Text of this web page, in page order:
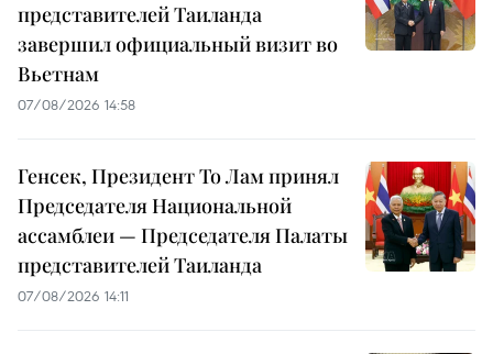
представителей Таиланда
завершил официальный визит во
Вьетнам
07/08/2026 14:58
Генсек, Президент То Лам принял
Председателя Национальной
ассамблеи — Председателя Палаты
представителей Таиланда
07/08/2026 14:11